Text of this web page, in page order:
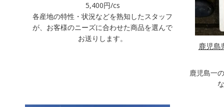
5,400円/cs
各産地の特性・状況などを熟知したスタッフ
が、お客様のニーズに合わせた商品を選んで
お送りします。
鹿児
鹿児島一